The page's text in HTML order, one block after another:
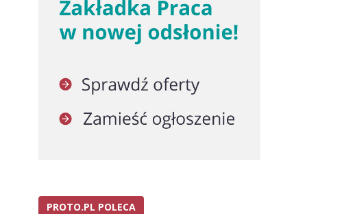
PROTO.PL POLECA